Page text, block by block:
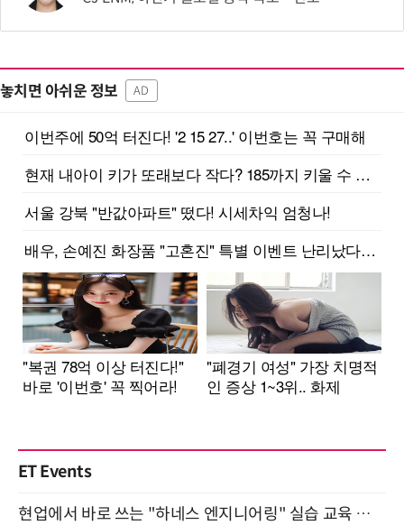
놓치면 아쉬운 정보 AD
ET Events
현업에서 바로 쓰는 "하네스 엔지니어링" 실습 교육 워크숍 8월 20일 개최